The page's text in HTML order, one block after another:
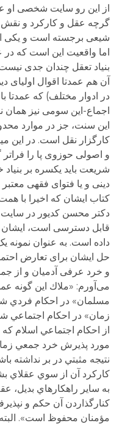
از این رو سایت شخصی او
گرچه عقل و کارکرد و نقش
شیعی برجسته است و یکی
اما واقعیت این است که در
بنیاد تعقل چندان جدی
آن هم عمدتا اقوال اولیای
در ادوار مختلف) که عمدتا
اجماع-این سومی نیز
این سنت، جز در موارد
کارگزار نقل است. در این
و اصولی حوزوی پا را
شریعت باید یکسره بر
دینی و یا فتوای فقهی
کتاب ایشان که اخیرا با
دکتر محسن کدیور در
قابل دسترسی است، ایشان
داده است. به عنوان نمونه
حل ایشان برای تعارض
و خرد عرفی آدمیان و از
می‌آورم: «ملاك اين گونه
مسلمان» در احكام فردي
زمان» در احكام
از احكام اجتماعي اسلام
مورد پذيرش خرد جمعي
نتيجه مثبتي در بر نداشته
كاركرد آن از سوي عقلاي
به ساير راهكارهاي بديل،
كنارگذاردن آن حكم و
مؤمنان محفوظ است».